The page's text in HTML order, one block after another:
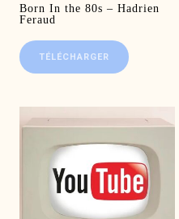
Born In the 80s – Hadrien
Feraud
TÉLÉCHARGER